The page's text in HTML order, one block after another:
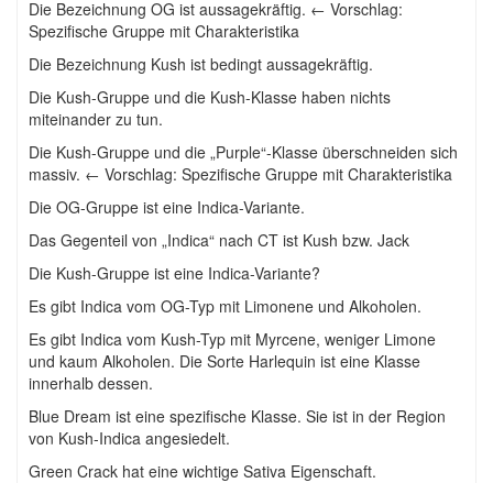
Die Bezeichnung OG ist aussagekräftig. ← Vorschlag:
Spezifische Gruppe mit Charakteristika
Die Bezeichnung Kush ist bedingt aussagekräftig.
Die Kush-Gruppe und die Kush-Klasse haben nichts
miteinander zu tun.
Die Kush-Gruppe und die „Purple“-Klasse überschneiden sich
massiv. ← Vorschlag: Spezifische Gruppe mit Charakteristika
Die OG-Gruppe ist eine Indica-Variante.
Das Gegenteil von „Indica“ nach CT ist Kush bzw. Jack
Die Kush-Gruppe ist eine Indica-Variante?
Es gibt Indica vom OG-Typ mit Limonene und Alkoholen.
Es gibt Indica vom Kush-Typ mit Myrcene, weniger Limone
und kaum Alkoholen. Die Sorte Harlequin ist eine Klasse
innerhalb dessen.
Blue Dream ist eine spezifische Klasse. Sie ist in der Region
von Kush-Indica angesiedelt.
Green Crack hat eine wichtige Sativa Eigenschaft.